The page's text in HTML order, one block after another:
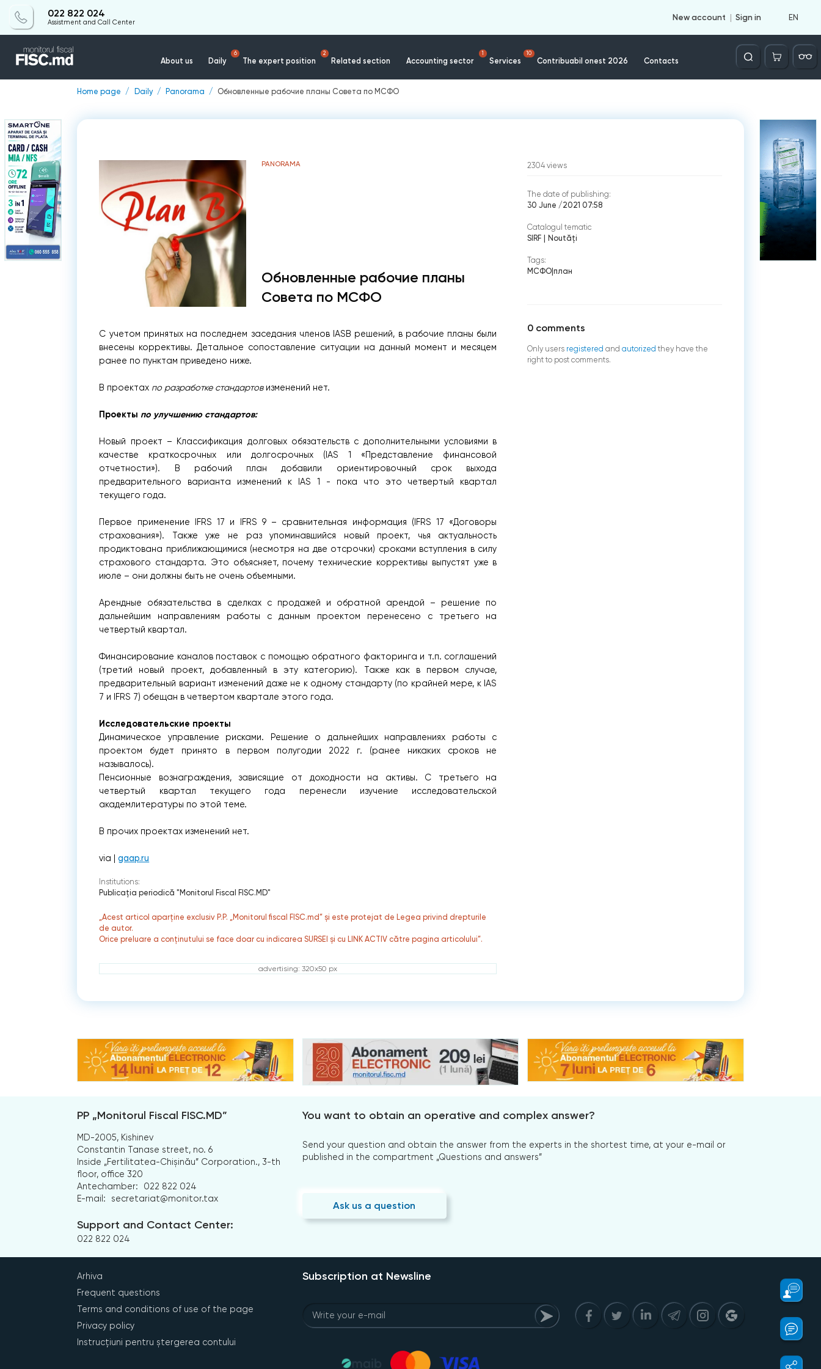
022 822 024
Assistment and Call Center
New account Sign in EN
About us Daily
6
The expert position
2
Related section Accounting sector
1
Services
10
Contribuabil onest 2026 Contacts
Căutare
Home page Daily Panorama Обновленные рабочие планы Совета по МСФО
PANORAMA
Обновленные рабочие планы
Совета по МСФО
С учетом принятых на последнем заседания членов IASB решений, в рабочие планы были
внесены коррективы. Детальное сопоставление ситуации на данный момент и месяцем
ранее по пунктам приведено ниже.
В проектах по разработке стандартовизменений нет.
Проекты по улучшению стандартов:
Новый проект – Классификация долговых обязательств с дополнительными условиями в
качестве краткосрочных или долгосрочных (IAS 1 «Представление финансовой
отчетности»).
В рабочий план добавили ориентировочный срок выхода
предварительного варианта изменений к IAS 1 - пока что это четвертый квартал
текущего года.
Первое применение IFRS 17 и IFRS 9 – сравнительная информация (IFRS 17 «Договоры
страхования»). Также уже не раз упоминавшийся новый проект, чья актуальность
продиктована приближающимися (несмотря на две отсрочки) сроками вступления в силу
страхового стандарта. Это объясняет, почему технические коррективы выпустят уже в
июле – они должны быть не очень объемными.
Арендные обязательства в сделках с продажей и обратной арендой – решение по
дальнейшим направлениям работы с данным проектом перенесено с третьего на
четвертый квартал.
Финансирование каналов поставок с помощью обратного факторинга и т.п. соглашений
(третий новый проект, добавленный в эту категорию). Также как в первом случае,
предварительный вариант изменений даже не к одному стандарту (по крайней мере, к IAS
7 и IFRS 7) обещан в четвертом квартале этого года.
Исследовательские проекты
Динамическое управление рисками. Решение о дальнейших направлениях работы с
проектом будет принято в первом полугодии 2022 г. (ранее никаких сроков не
называлось).
Пенсионные вознаграждения, зависящие от доходности на активы. С третьего на
четвертый квартал текущего года перенесли изучение исследовательской
академлитературы по этой теме.
В прочих проектах изменений нет.
via |gaap.ru
Institutions:
Publicaţia periodică "Monitorul Fiscal FISC.MD"
„Acest articol aparține exclusiv P.P. „Monitorul fiscal FISC.md” și este protejat de Legea privind drepturile
de autor.
Orice preluare a conținutului se face doar cu indicarea SURSEI și cu LINK ACTIV către pagina articolului”.
advertising: 320x50 px
2304 views
The date of publishing:
30 June /2021 07:58
Catalogul tematic
SIRF
Noutăți
Tags:
МСФО| план
0 comments
Only users registered and autorized they have the
right to post comments.
PP „Monitorul Fiscal FISC.MD”
MD-2005, Kishinev
Constantin Tanase street, no. 6
Inside „Fertilitatea-Chișinău” Corporation., 3-th
floor, office 320
Antechamber:
022 822 024
E-mail:
secretariat@monitor.tax
Support and Contact Center:
022 822 024
You want to obtain an operative and complex answer?
Send your question and obtain the answer from the experts in the shortest time, at your e-mail or
published in the compartment „Questions and answers”
Ask us a question
Arhiva
Frequent questions
Terms and conditions of use of the page
Privacy policy
Instrucțiuni pentru ștergerea contului
Subscription at Newsline